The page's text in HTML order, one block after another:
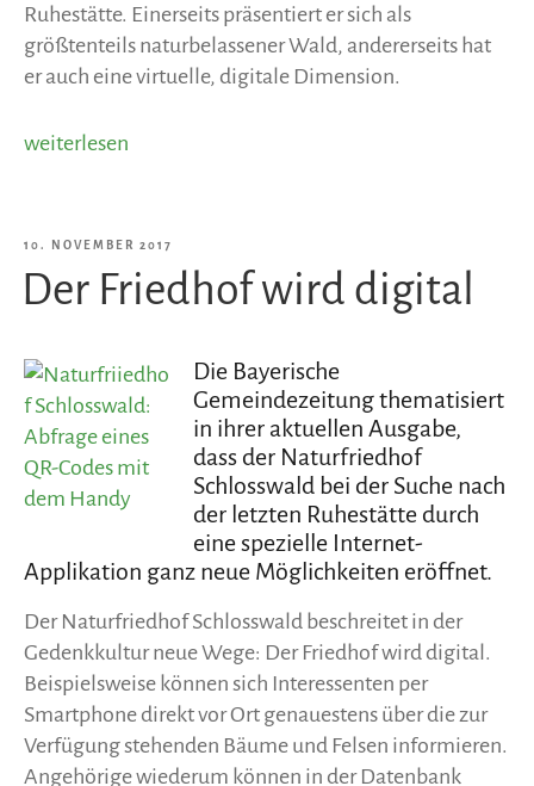
Ruhestätte. Einerseits präsentiert er sich als
größtenteils naturbelassener Wald, andererseits hat
er auch eine virtuelle, digitale Dimension.
„Fernsehbeitrag
Entstehungsgeschichte
Besonderheiten
Naturfriedhofs
Schlosswald“
weiterlesen
VERÖFFENTLICHT
AM
10. NOVEMBER 2017
Der Friedhof wird digital
Die Bayerische
Gemeindezeitung thematisiert
in ihrer aktuellen Ausgabe,
dass der Naturfriedhof
Schlosswald bei der Suche nach
der letzten Ruhestätte durch
eine spezielle Internet-
Applikation ganz neue Möglichkeiten eröffnet.
Der Naturfriedhof Schlosswald beschreitet in der
Gedenkkultur neue Wege: Der Friedhof wird digital.
Beispielsweise können sich Interessenten per
Smartphone direkt vor Ort genauestens über die zur
Verfügung stehenden Bäume und Felsen informieren.
Angehörige wiederum können in der Datenbank